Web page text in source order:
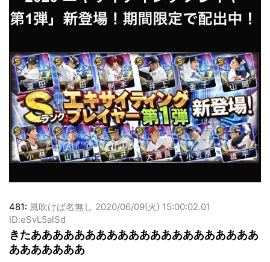
481: 風吹けば名無し 2020/06/09(火) 15:00:02.01
ID:eSvL5alSd
きたあああああああああああああああああああああ
あああああああ